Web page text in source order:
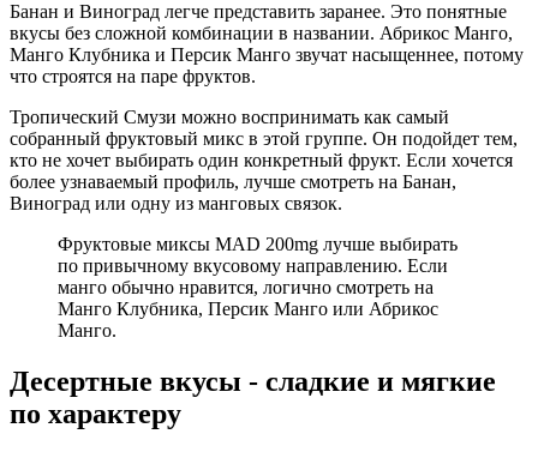
Банан и Виноград легче представить заранее. Это понятные
вкусы без сложной комбинации в названии. Абрикос Манго,
Манго Клубника и Персик Манго звучат насыщеннее, потому
что строятся на паре фруктов.
Тропический Смузи можно воспринимать как самый
собранный фруктовый микс в этой группе. Он подойдет тем,
кто не хочет выбирать один конкретный фрукт. Если хочется
более узнаваемый профиль, лучше смотреть на Банан,
Виноград или одну из манговых связок.
Фруктовые миксы MAD 200mg лучше выбирать
по привычному вкусовому направлению. Если
манго обычно нравится, логично смотреть на
Манго Клубника, Персик Манго или Абрикос
Манго.
Десертные вкусы - сладкие и мягкие
по характеру